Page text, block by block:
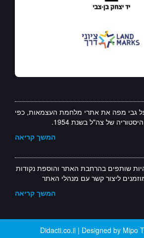
גבי מפה את אתרי מלחמת העצמאות, כפי
של צה"ל בשנת 1954.
המשך קריאה
שותפים בהרחבת האתר והוספת נקודות
ליצור קשר עם מנהלי האתר
המשך קריאה
Didacti.co.il | Designed by Mipo